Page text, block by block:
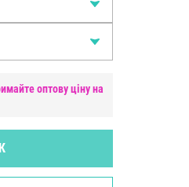
оптову ціну на